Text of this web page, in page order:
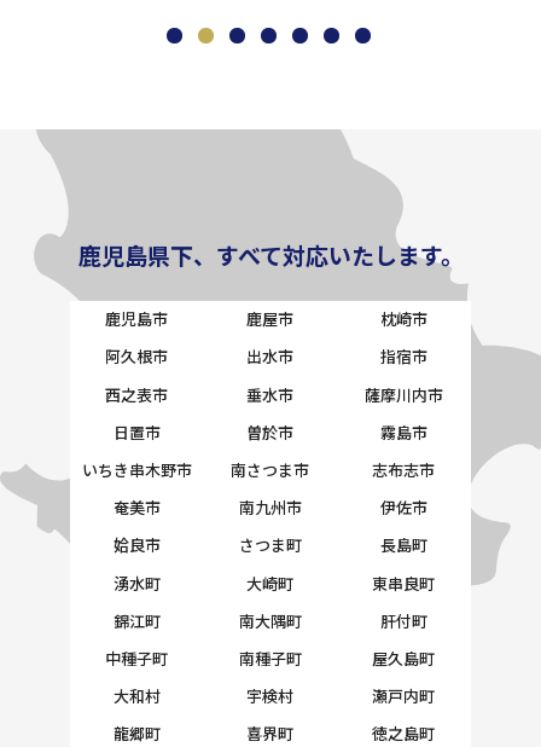
鹿児島県下、すべて対応いたします。
鹿児島市 鹿屋市
枕崎市
阿久根市
出水市
指宿市
西之表市
垂水市
薩摩川内市
日置市
曽於市
霧島市
いちき串木野市
南さつま市
志布志市
奄美市
南九州市
伊佐市
姶良市
さつま町
長島町
湧水町
大崎町
東串良町
錦江町
南大隅町
肝付町
中種子町
南種子町
屋久島町
大和村
宇検村
瀬戸内町
龍郷町
喜界町
徳之島町